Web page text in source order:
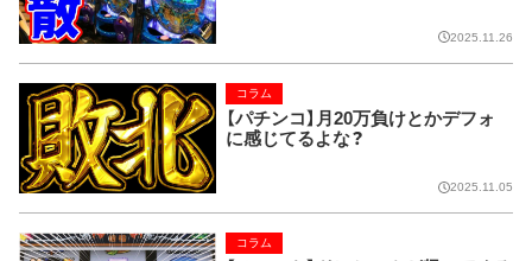
2025.11.26
【パチンコ】月20万負けとかデフォ
に感じてるよな？
コラム
2025.11.05
コラム